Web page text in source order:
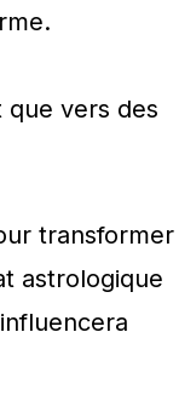
que vers des
transformer
astrologique